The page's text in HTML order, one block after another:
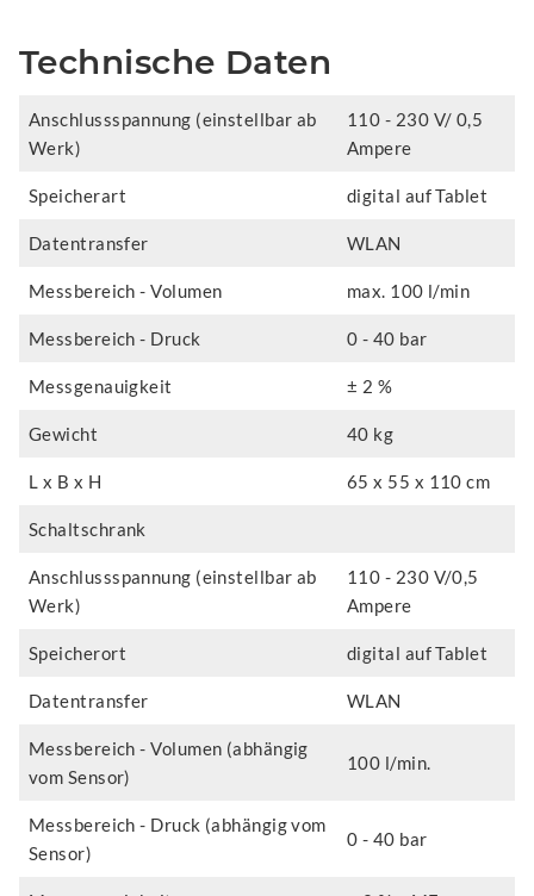
Technische Daten
Anschlussspannung (einstellbar ab
Werk)
110 - 230 V/ 0,5
Ampere
Speicherart digital auf Tablet
Datentransfer WLAN
Messbereich - Volumen max. 100 l/min
Messbereich - Druck 0 - 40 bar
Messgenauigkeit ± 2 %
Gewicht 40 kg
L x B x H 65 x 55 x 110 cm
Schaltschrank
Anschlussspannung (einstellbar ab
Werk)
110 - 230 V/0,5
Ampere
Speicherort digital auf Tablet
Datentransfer WLAN
Messbereich - Volumen (abhängig
vom Sensor)
100 l/min.
Messbereich - Druck (abhängig vom
Sensor)
0 - 40 bar